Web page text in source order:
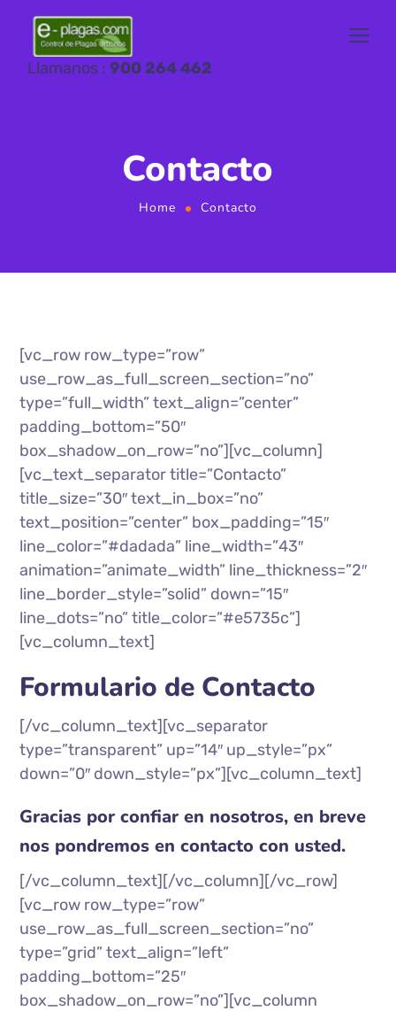
Llamanos : 900 264 462
Contacto
Home Contacto
[vc_row row_type=”row”
use_row_as_full_screen_section=”no”
type=”full_width” text_align=”center”
padding_bottom=”50″
box_shadow_on_row=”no”][vc_column]
[vc_text_separator title=”Contacto”
title_size=”30″ text_in_box=”no”
text_position=”center” box_padding=”15″
line_color=”#dadada” line_width=”43″
animation=”animate_width” line_thickness=”2″
line_border_style=”solid” down=”15″
line_dots=”no” title_color=”#e5735c”]
[vc_column_text]
Formulario de Contacto
[/vc_column_text][vc_separator
type=”transparent” up=”14″ up_style=”px”
down=”0″ down_style=”px”][vc_column_text]
Gracias por confiar en nosotros, en breve
nos pondremos en contacto con usted.
[/vc_column_text][/vc_column][/vc_row]
[vc_row row_type=”row”
use_row_as_full_screen_section=”no”
type=”grid” text_align=”left”
padding_bottom=”25″
box_shadow_on_row=”no”][vc_column